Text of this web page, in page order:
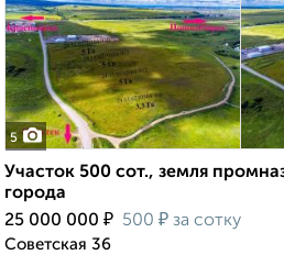
5
Участок 500 сот., земля
города
25 000 000 ₽ 500 ₽ за сотку
Советская 36